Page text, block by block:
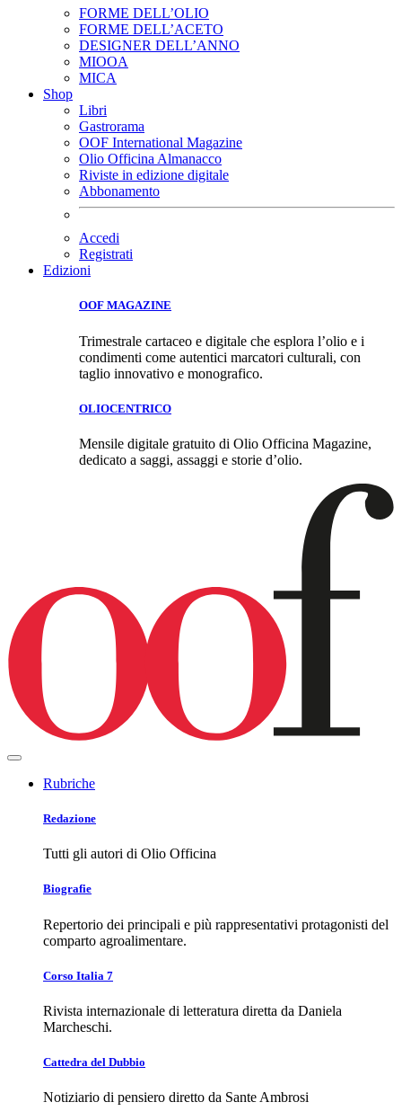
FORME DELL’OLIO
FORME DELL’ACETO
DESIGNER DELL’ANNO
MIOOA
MICA
Shop
Libri
Gastrorama
OOF International Magazine
Olio Officina Almanacco
Riviste in edizione digitale
Abbonamento
Accedi
Registrati
Edizioni
OOF MAGAZINE
Trimestrale cartaceo e digitale che esplora l’olio e i
condimenti come autentici marcatori culturali, con
taglio innovativo e monografico.
OLIOCENTRICO
Mensile digitale gratuito di Olio Officina Magazine,
dedicato a saggi, assaggi e storie d’olio.
Rubriche
Redazione
Tutti gli autori di Olio Officina
Biografie
Repertorio dei principali e più rappresentativi protagonisti del
comparto agroalimentare.
Corso Italia 7
Rivista internazionale di letteratura diretta da Daniela
Marcheschi.
Cattedra del Dubbio
Notiziario di pensiero diretto da Sante Ambrosi